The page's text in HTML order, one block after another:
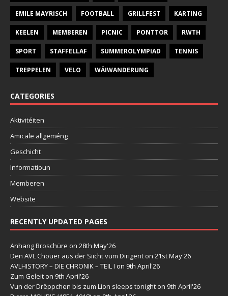
EMILE MAYRISCH FOOTBALL GRILLFEST KARTING
KEELEN MEMBEREN PICNIC PONTTOR RWTH
SPORT STAFFELLAF SUMMEROLYMPIAD TENNIS
TREPPELEN VELO WÄIWANDERUNG
CATEGORIES
Aktivitéiten
Amicale allgeméng
Geschicht
Informatioun
Memberen
Website
RECENTLY UPDATED PAGES
Anhang Broschüre on 28th May'26
Den AVL Chouer aus der Siicht vum Dirigent on 21st May'26
AVLHISTORY – DIE CHRONIK – TEIL I on 9th April'26
Zum Geleit on 9th April'26
Vun der Drëppchen bis zum Lion sleeps tonight on 9th April'26